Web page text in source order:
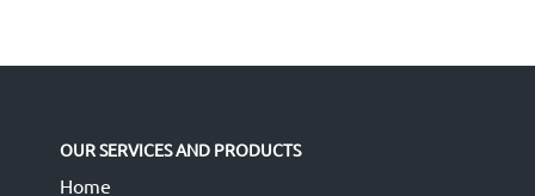
OUR SERVICES AND PRODUCTS
Home